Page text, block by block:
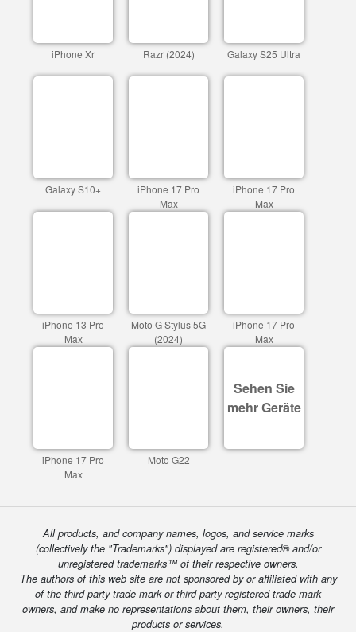
iPhone Xr Razr (2024) Galaxy S25 Ultra
Galaxy S10+
iPhone 17 Pro
Max
iPhone 17 Pro
Max
iPhone 13 Pro
Max
Moto G Stylus 5G
(2024)
iPhone 17 Pro
Max
iPhone 17 Pro
Max
Moto G22
Sehen Sie
mehr Geräte
All products, and company names, logos, and service marks
(collectively the "Trademarks") displayed are registered® and/or
unregistered trademarks™ of their respective owners.
The authors of this web site are not sponsored by or affiliated with any
of the third-party trade mark or third-party registered trade mark
owners, and make no representations about them, their owners, their
products or services.